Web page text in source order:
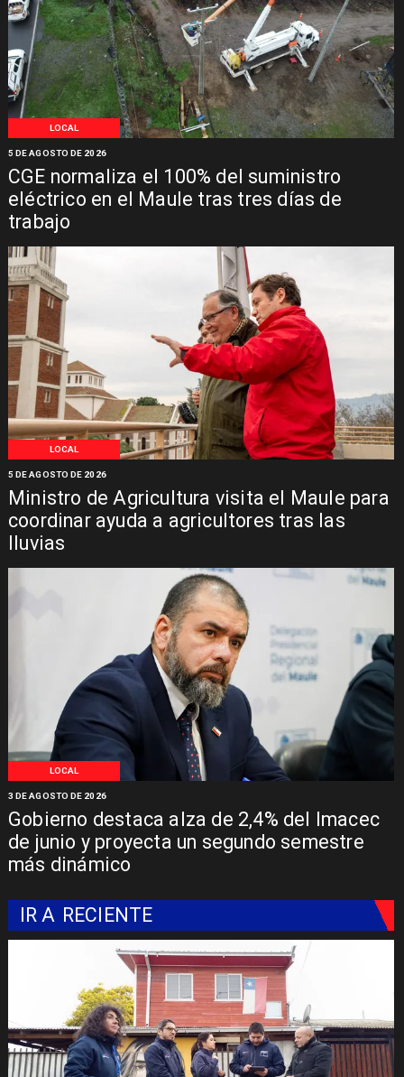
LOCAL
CGE normaliza el 100% del suministro
eléctrico en el Maule tras tres días de
trabajo
5 DE AGOSTO DE 2026
LOCAL
Ministro de Agricultura visita el Maule para
coordinar ayuda a agricultores tras las
lluvias
5 DE AGOSTO DE 2026
LOCAL
Gobierno destaca alza de 2,4% del Imacec
de junio y proyecta un segundo semestre
más dinámico
3 DE AGOSTO DE 2026
IR A RECIENTE